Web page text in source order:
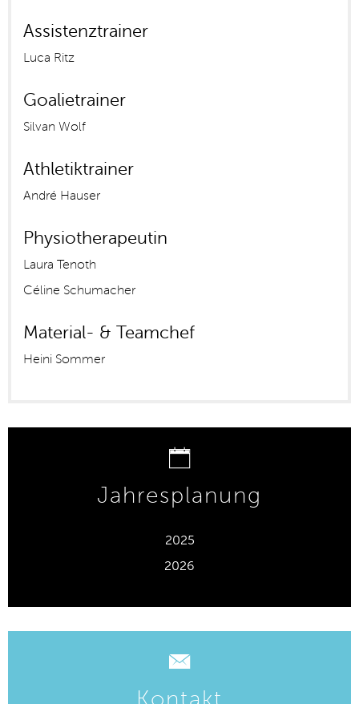
Assistenztrainer
Luca Ritz
Goalietrainer
Silvan Wolf
Athletiktrainer
André Hauser
Physiotherapeutin
Laura Tenoth
Céline Schumacher
Material- & Teamchef
Heini Sommer
Jahresplanung
2025
2026
Kontakt